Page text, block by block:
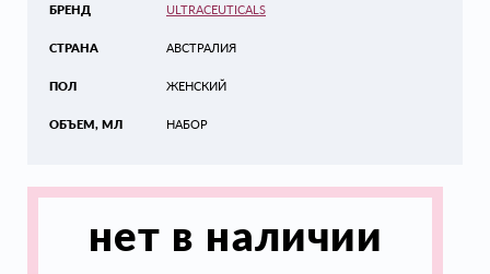
БРЕНД
СТРАНА
ПОЛ
ОБЪЕМ, МЛ
ULTRACEUTICALS
АВСТРАЛИЯ
ЖЕНСКИЙ
НАБОР
нет в наличии